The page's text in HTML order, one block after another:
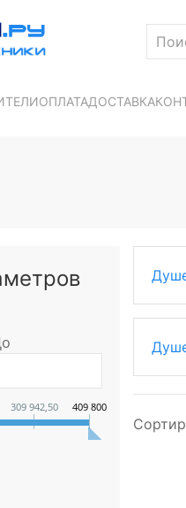
ОПЛАТАДОСТАВКА
309 942,50 409 800